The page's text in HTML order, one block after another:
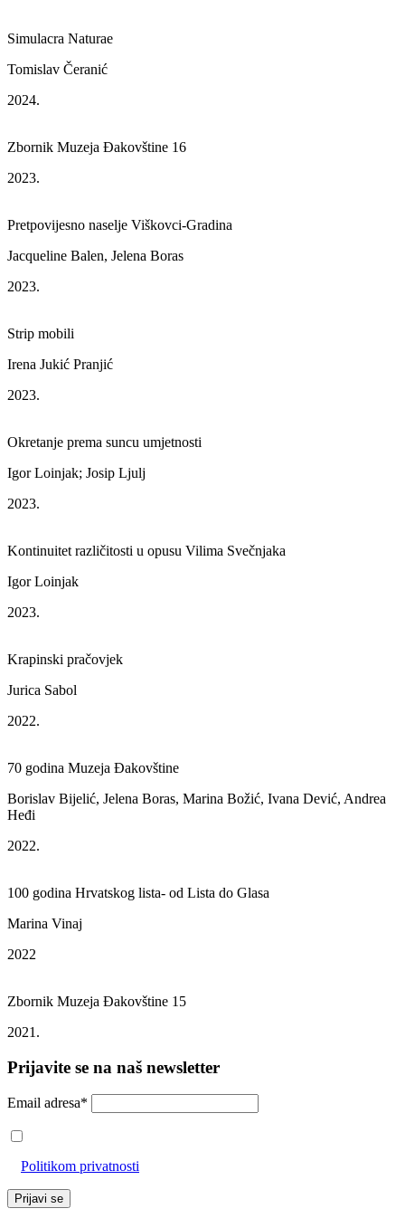
Simulacra Naturae
Tomislav Čeranić
2024.
Zbornik Muzeja Đakovštine 16
2023.
Pretpovijesno naselje Viškovci-Gradina
Jacqueline Balen, Jelena Boras
2023.
Strip mobili
Irena Jukić Pranjić
2023.
Okretanje prema suncu umjetnosti
Igor Loinjak; Josip Ljulj
2023.
Kontinuitet različitosti u opusu Vilima Svečnjaka
Igor Loinjak
2023.
Krapinski pračovjek
Jurica Sabol
2022.
70 godina Muzeja Đakovštine
Borislav Bijelić, Jelena Boras, Marina Božić, Ivana Dević, Andrea
Heđi
2022.
100 godina Hrvatskog lista- od Lista do Glasa
Marina Vinaj
2022
Zbornik Muzeja Đakovštine 15
2021.
Prijavite se na naš newsletter
Email adresa*
Politikom privatnosti